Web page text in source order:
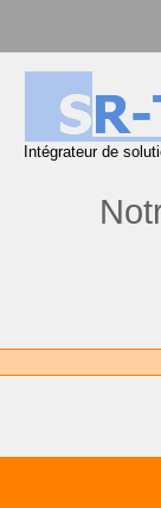
Intégrateur de